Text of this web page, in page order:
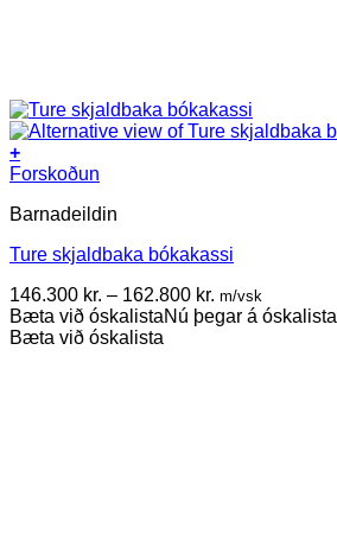
+
This
has
variants.
options
may
be
Forskoðun
Barnadeildin
Ture skjaldbaka bókakassi
146.300 kr. – 162.800 kr. Price
range:
m/vsk
Bæta við óskalistaNú þegar á óskalista
Bæta við óskalista